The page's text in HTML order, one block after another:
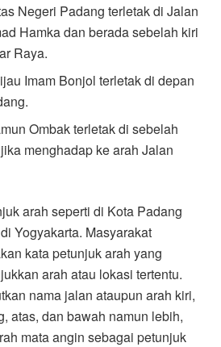
Negeri Padang terletak di Jalan
Hamka dan berada sebelah kiri
Raya.
Imam Bonjol terletak di depan
Ombak terletak di sebelah
menghadap ke arah Jalan
arah seperti di Kota Padang
Yogyakarta. Masyarakat
kata petunjuk arah yang
arah atau lokasi tertentu.
nama jalan ataupun arah kiri,
atas, dan bawah namun lebih,
mata angin sebagai petunjuk